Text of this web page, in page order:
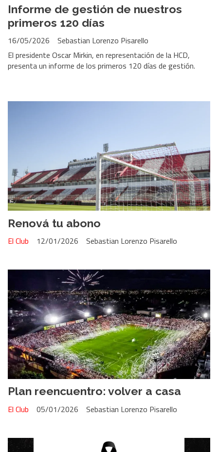
Informe de gestión de nuestros
primeros 120 días
Sebastian Lorenzo Pisarello
16/05/2026
El presidente Oscar Mirkin, en representación de la HCD,
presenta un informe de los primeros 120 días de gestión.
Renová tu abono
Sebastian Lorenzo Pisarello
El Club 12/01/2026
Plan reencuentro: volver a casa
Sebastian Lorenzo Pisarello
El Club 05/01/2026